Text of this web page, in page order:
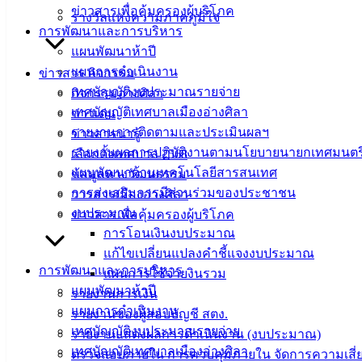
ข่าวสารเพื่อคุ้มครองผู้บริโภค
การพัฒนาและการบริหาร
แผนพัฒนาห้าปี
แผนการดำเนินงาน
เทศบัญญัติงบประมาณรายจ่าย
เทศบัญญัติเทศบาลเมืองอ่างศิลา
รายงานการติดตามและประเมินผลฯ
รายงานผลการปฏิบัติงานตามนโยบายนายกเทศมนต
แผนพัฒนาด้านเทคโนโลยีสารสนเทศ
การส่งเสริมการมีส่วนร่วมของประชาชน
งบประมาณ
การโอนเงินงบประมาณ
แก้ไขเปลี่ยนแปลงคำชี้แจงงบประมาณ
แผนการใช้จ่ายงินรวม
รายงานการเงิน
รายงานของผู้สอบบัญชี สตง.
รายงานแสดงผลการดำเนินงาน (งบประมาณ)
ตรวจสอบภายใน การควบคุมภายใน จัดการความเสี่
รางวัลแห่งความภาคภูมิใจ
ข่าวสาร กิจกรรม
กิจกรรมอ่างศิลา
ข่าวเด่น
ข่าวสารน่ารู้
เลือกตั้งเทศบาล 2568
ข้อมูลทางวัฒนธรรม
วารสารเมืองอ่างศิลา
ข่าวสารเพื่อคุ้มครองผู้บริโภค
การพัฒนาและการบริหาร
แผนพัฒนาห้าปี
แผนการดำเนินงาน
เทศบัญญัติงบประมาณรายจ่าย
เทศบัญญัติเทศบาลเมืองอ่างศิลา
ที่ตั้ง : สำนักงานเทศบาลเมืองอ่างศิลา 90/338 ม.3
ต.เสม็ด อ.เมือง จ.ชลบุรี 20000
ติดต่อ :038-142-100-104
บริการประชาชน
ดาวน์โหลดแบบฟอร์ม, เอกสาร
คู่มือสำหรับประชาชน/คู่มือการปฏิบัติงาน
ข่าวสารน่ารู้
ศุนย์ข้อมูลข่าวสารอิเล็กทรอนิกส์
องค์ความรู้ (Knowledge Management)
ติดต่อเทศบาล
สายตรงนายก
ประวัติเทศบาล